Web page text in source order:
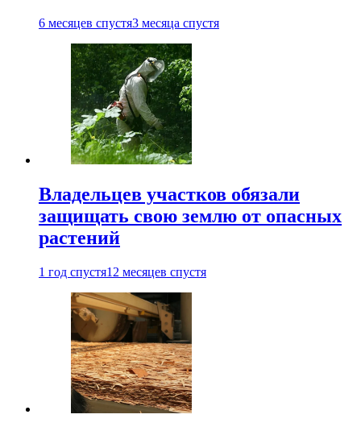
6 месяцев спустя3 месяца спустя
Владельцев участков обязали
защищать свою землю от опасных
растений
1 год спустя12 месяцев спустя